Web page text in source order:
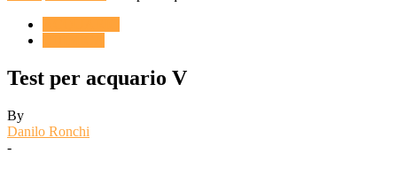
Test per acquario V
By
Danilo Ronchi
-